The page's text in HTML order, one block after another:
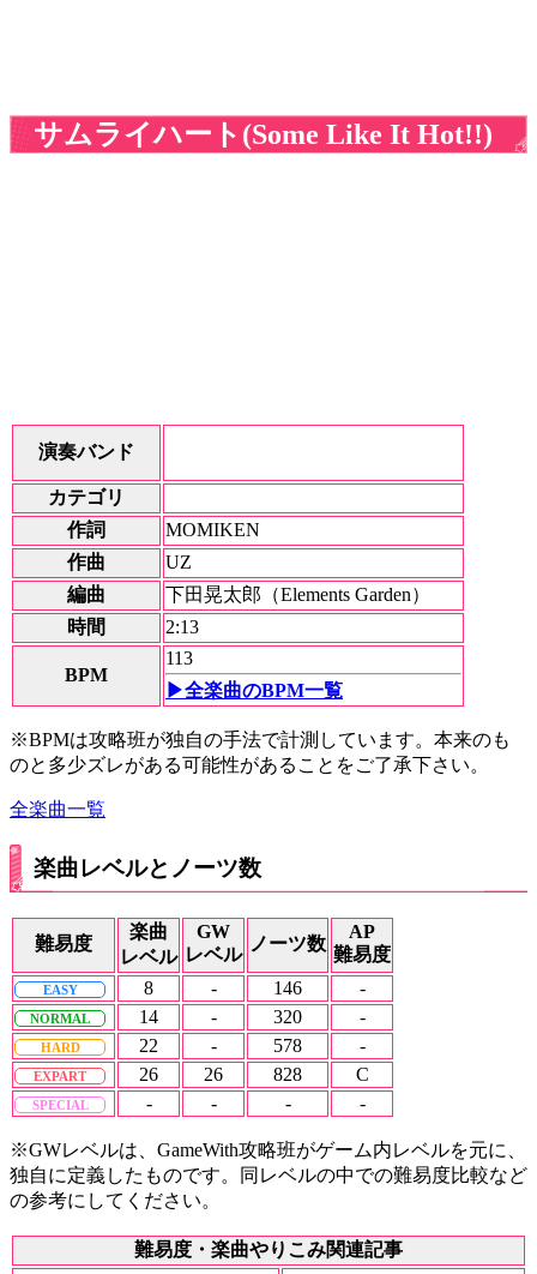
サムライハート(Some Like It Hot!!)
演奏バンド
カテゴリ
作詞
MOMIKEN
作曲
UZ
編曲
下田晃太郎（Elements Garden）
時間
2:13
BPM
113
▶全楽曲のBPM一覧
※BPMは攻略班が独自の手法で計測しています。本来のも
のと多少ズレがある可能性があることをご了承下さい。
全楽曲一覧
楽曲レベルとノーツ数
難易度
楽曲
レベル
GW
レベル
ノーツ数
AP
難易度
EASY 8 - 146 -
NORMAL 14 - 320 -
HARD 22 - 578 -
EXPART 26 26 828 C
SPECIAL - - - -
※GWレベルは、GameWith攻略班がゲーム内レベルを元に、
独自に定義したものです。同レベルの中での難易度比較など
の参考にしてください。
難易度・楽曲やりこみ関連記事